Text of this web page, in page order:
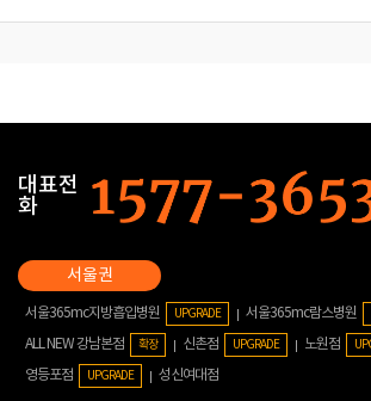
대표전
화
서울365mc지방흡입병원 UPGRADE 서울365mc람스병원
ALL NEW 강남본점 확장 신촌점 UPGRADE 노원점
영등포점
UPGRADE 성신여대점